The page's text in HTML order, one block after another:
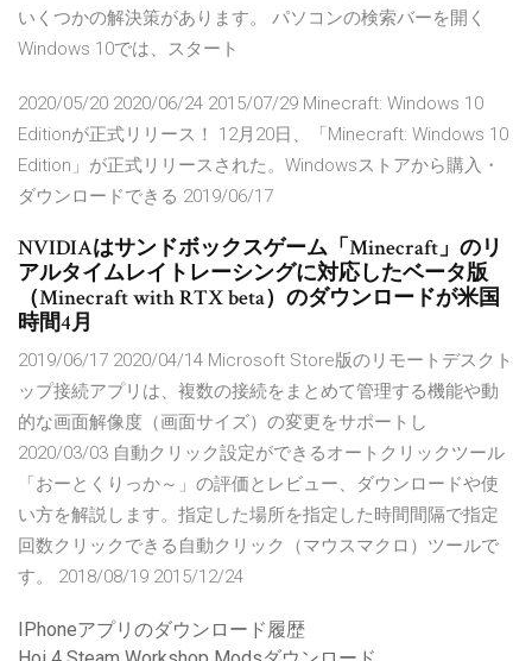
いくつかの解決策があります。 パソコンの検索バーを開く
Windows 10では、スタート
2020/05/20 2020/06/24 2015/07/29 Minecraft: Windows 10
Editionが正式リリース！ 12月20日、「Minecraft: Windows 10
Edition」が正式リリースされた。Windowsストアから購入・
ダウンロードできる 2019/06/17
NVIDIAはサンドボックスゲーム「Minecraft」のリ
アルタイムレイトレーシングに対応したベータ版
（Minecraft with RTX beta）のダウンロードが米国
時間4月
2019/06/17 2020/04/14 Microsoft Store版のリモートデスクト
ップ接続アプリは、複数の接続をまとめて管理する機能や動
的な画面解像度（画面サイズ）の変更をサポートし
2020/03/03 自動クリック設定ができるオートクリックツール
「おーとくりっか～」の評価とレビュー、ダウンロードや使
い方を解説します。指定した場所を指定した時間間隔で指定
回数クリックできる自動クリック（マウスマクロ）ツールで
す。 2018/08/19 2015/12/24
IPhoneアプリのダウンロード履歴